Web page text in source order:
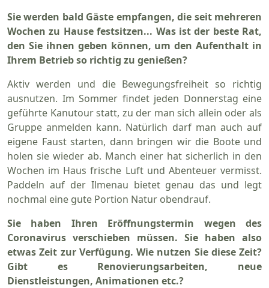
Sie werden bald Gäste empfangen, die seit mehreren
Wochen zu Hause festsitzen... Was ist der beste Rat,
den Sie ihnen geben können, um den Aufenthalt in
Ihrem Betrieb so richtig zu genießen?
Aktiv werden und die Bewegungsfreiheit so richtig
ausnutzen. Im Sommer findet jeden Donnerstag eine
geführte Kanutour statt, zu der man sich allein oder als
Gruppe anmelden kann. Natürlich darf man auch auf
eigene Faust starten, dann bringen wir die Boote und
holen sie wieder ab. Manch einer hat sicherlich in den
Wochen im Haus frische Luft und Abenteuer vermisst.
Paddeln auf der Ilmenau bietet genau das und legt
nochmal eine gute Portion Natur obendrauf.
Sie haben Ihren Eröffnungstermin wegen des
Coronavirus verschieben müssen. Sie haben also
etwas Zeit zur Verfügung. Wie nutzen Sie diese Zeit?
Gibt es Renovierungsarbeiten, neue
Dienstleistungen, Animationen etc.?